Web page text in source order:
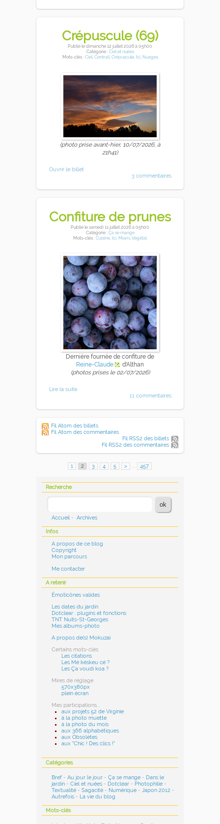
Crépuscule (69)
Publiéle dimanche 12 juillet 2026à 05h00
Catégorie : Ciel et nuées
Mots-clés : Ciel, Contrail, Crépuscule, Ici, Nuages
(photo prise avant-hier, 10/07/2026, à
21h41)
Ouvrir le billet
3 commentaires
Confiture de prunes
Publiéle samedi 11 juillet 2026à 05h00
Catégorie : Ça se mange
Mots-clés : Cuisine Ici Miam Végétal
Dernière fournée de confiture de
Reine-Claude
d'Althan
(photos prises le 02/07/2026)
Lire la suite
11 commentaires
Fil Atom des billets
Fil Atom des commentaires
Fil RSS2 des billets
Fil RSS2 des commentaires
1 2 3 4 5 > ... 457
Recherche
Accueil - Archives
Infos
A propos de ce blog
Copyright
Mon parcours
Me contacter
A retenir
Émoticônes valides
Les dates du jardin
Dotclear : plugins et fonctions
TNT Nuits-St-Georges
Mes albums-photo
A propos de(s) Mokuzai
Certains mots-clés
Les citations
Les Mé késkeu cé ?
Les Ça voudi koa ?
Mires de réglage
570x380px
plein écran
Mes participations...
aux projets 52 de Virginie
à la photo muette
à la photo du mois
aux 366 alphabétiques
aux Obsolètes
aux "Chic ! Des clics !"
Catégories
Bref -Au jour le jour -Ça se mange - Dans le
jardin -Ciel et nuées - Dotclear - Photophilie -
Textualité -Sagacité - Numérique -Japon 2012 -
Autrefois - La vie du blog.
Mots-clés